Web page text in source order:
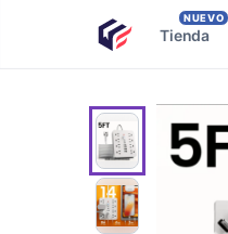
Tienda
NUEVO